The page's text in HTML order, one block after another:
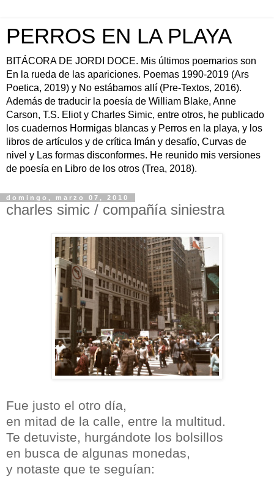
PERROS EN LA PLAYA
BITÁCORA DE JORDI DOCE. Mis últimos poemarios son
En la rueda de las apariciones. Poemas 1990-2019 (Ars
Poetica, 2019) y No estábamos allí (Pre-Textos, 2016).
Además de traducir la poesía de William Blake, Anne
Carson, T.S. Eliot y Charles Simic, entre otros, he publicado
los cuadernos Hormigas blancas y Perros en la playa, y los
libros de artículos y de crítica Imán y desafío, Curvas de
nivel y Las formas disconformes. He reunido mis versiones
de poesía en Libro de los otros (Trea, 2018).
domingo, marzo 07, 2010
charles simic / compañía siniestra
Fue justo el otro día,
en mitad de la calle, entre la multitud.
Te detuviste, hurgándote los bolsillos
en busca de algunas monedas,
y notaste que te seguían: